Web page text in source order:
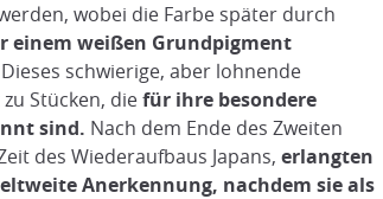
wobei die Farbe später durch
einem weißen Grundpigment
Dieses schwierige, aber lohnende
Stücken, diefür ihre besondere
sind. Nach dem Ende des Zweiten
des Wiederaufbaus Japans, erlangten
Anerkennung, nachdem sie als